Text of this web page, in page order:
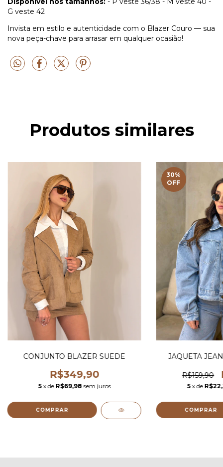
G veste 42
Invista em estilo e autenticidade com o Blazer Couro — sua
nova peça-chave para arrasar em qualquer ocasião!
Produtos similares
CONJUNTO BLAZER SUEDE
R$349,90
5 x de R$69,98 sem juros
COMPRAR
30%
OFF
JAQUETA
R$159,90
5 x de
COMPRAR